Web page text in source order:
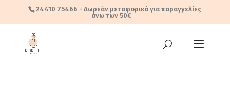
24410 75466 - Δωρεάν μεταφορικά για παραγγελίες
άνω των 50€